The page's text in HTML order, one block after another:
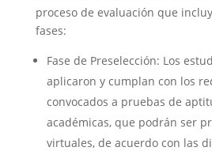
proceso de evaluación que
fases:
Fase de Preselección: Los
aplicaron y cumplan con los
convocados a pruebas de
académicas, que podrán ser
virtuales, de acuerdo con las